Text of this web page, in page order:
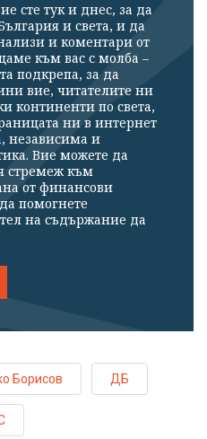
сте тук и днес, за да
и света, и да
и коментари от
към вас с молба –
подкрепа, за да
вие, читателите ни
континенти по света,
ни в интернет
независима и
Вие можете да
стремеж към
от финансови
помогнете
на съдържание да
Борисов ДБ